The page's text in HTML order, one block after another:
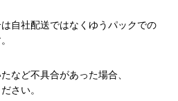
自社配送ではなくゆうパックでの
など不具合があった場合、
さい。